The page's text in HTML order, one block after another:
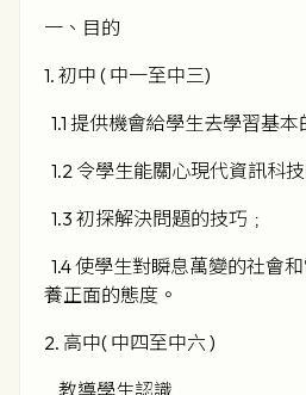
一、目的
1. 初中 ( 中一至中三)
1.1 提供機會給學生去學習基本
1.2 令學生能關心現代資訊科技
1.3 初探解決問題的技巧﹔
1.4 使學生對瞬息萬變的社會
養正面的態度。
2. 高中( 中四至中六 )
教導學生認識